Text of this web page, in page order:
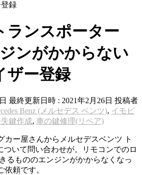
録
ランスポーター
ンがかからない
ザー登録
最終更新日時 : 2021年2月26日 投稿者
Benz (メルセデス ベンツ), イモビ
鍵作成, 車の鍵修理(リペア)
カー屋さんからメルセデスベンツ ト
ついて問い合わせが。リモコンでのロ
るもののエンジンがかからなくなっ
依頼です。